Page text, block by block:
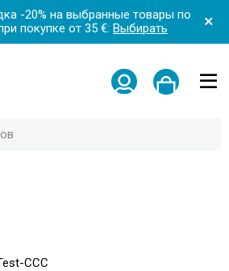
-20% на выбранные товары по
покупке от 35 €: Выбирать
CCC